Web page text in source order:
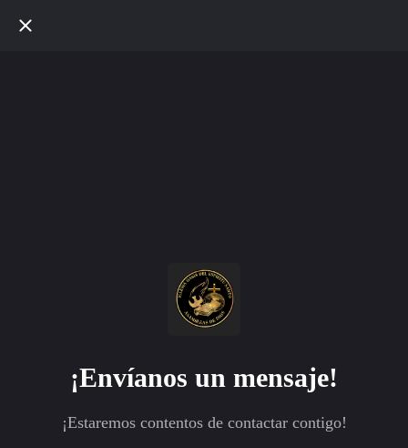
¡Envíanos un mensaje!
¡Estaremos contentos de contactar contigo!